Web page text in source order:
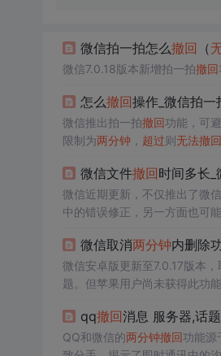
微信拍一拍怎么撤回 （
微信7.0.18版本新增拍一拍撤回
怎么撤回操作_微信拍一
微信推出拍一拍撤回功能，可
限制为两分钟 ， 超过则无法撤回
微信文件撤回时间多长_
微信近期更新，不仅推出了微
中的错误修正，另一方面也可
微信取消两分钟内删除
微信安卓版更新至7.0.17版本，
题。但苹果用户尚未获得此功能
qq撤回消息 服务器,话
QQ和微信的两分钟撤回功能源